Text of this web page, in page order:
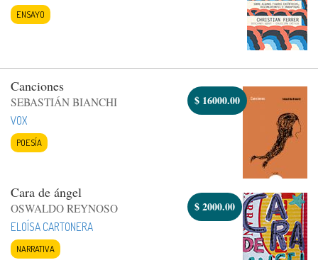
ENSAYO
Canciones
SEBASTIÁN BIANCHI
VOX
POESÍA
$ 16000.00
Cara de ángel
OSWALDO REYNOSO
ELOÍSA CARTONERA
NARRATIVA
$2000.00